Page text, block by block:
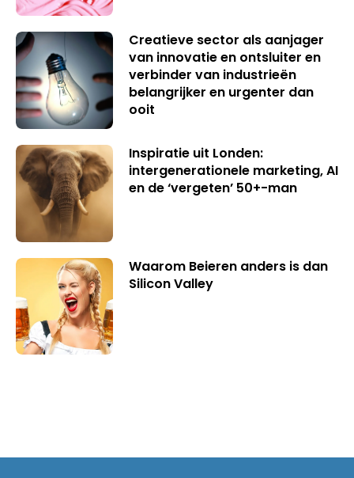
Creatieve sector als aanjager
van innovatie en ontsluiter en
verbinder van industrieën
belangrijker en urgenter dan
ooit
Inspiratie uit Londen:
intergenerationele marketing, AI
en de ‘vergeten’ 50+-man
Waarom Beieren anders is dan
Silicon Valley